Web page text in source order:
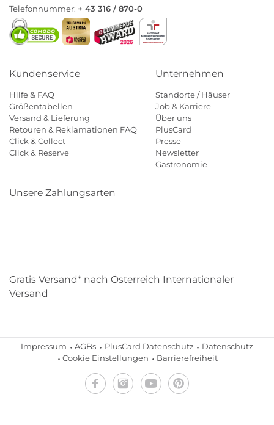
Telefonnummer: + 43 316 / 870-0
Kundenservice
Hilfe & FAQ
Größentabellen
Versand & Lieferung
Retouren & Reklamationen FAQ
Click & Collect
Click & Reserve
Unternehmen
Standorte / Häuser
Job & Karriere
Über uns
PlusCard
Presse
Newsletter
Gastronomie
Unsere Zahlungsarten
Gratis Versand* nach Österreich Internationaler
Versand
Impressum AGBs PlusCard Datenschutz
Datenschutz
Cookie Einstellungen
Barrierefreiheit